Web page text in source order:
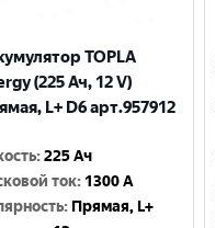
TOPLA
(225 Ач, 12 V)
L+ D6 арт.957912
:225 Ач
ток: 1300 A
: Прямая, L+